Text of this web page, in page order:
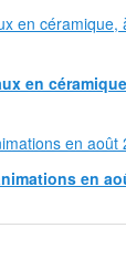
en
en